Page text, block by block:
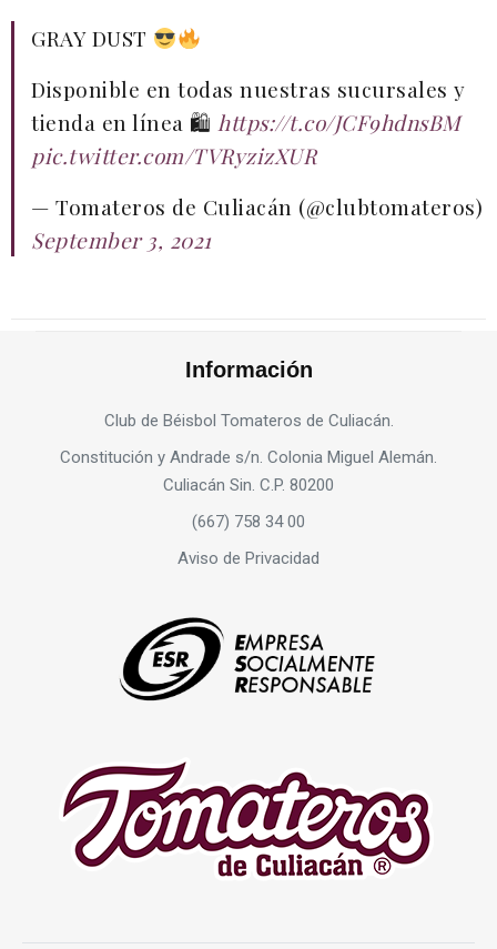
GRAY DUST
Disponible en todas nuestras sucursales y
tienda en línea 🛍 https://t.co/JCF9hdnsBM
pic.twitter.com/TVRyzizXUR
— Tomateros de Culiacán (@clubtomateros)
September 3, 2021
Información
Club de Béisbol Tomateros de Culiacán.
Constitución y Andrade s/n. Colonia Miguel Alemán.
Culiacán Sin. C.P. 80200
(667) 758 34 00
Aviso de Privacidad